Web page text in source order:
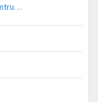
Lifeliner 2 naar Universitair Medisch Centrum Utrecht, Lekdijk oost